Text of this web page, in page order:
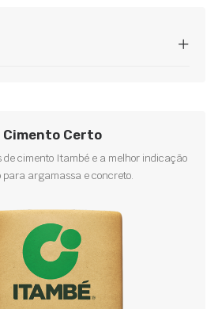
Cimento Certo
de cimento Itambé e a melhor indicação
para argamassa e concreto.